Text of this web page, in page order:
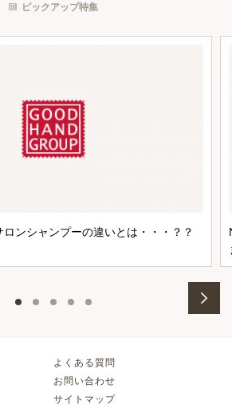
ピックアップ特集
ンシャンプーの違いとは・・・？？
よくある質問
お問い合わせ
サイトマップ